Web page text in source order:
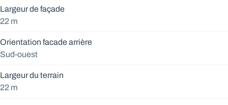
Largeur de façade
22 m
Orientation facade arrière
Sud-ouest
Largeur du terrain
22 m